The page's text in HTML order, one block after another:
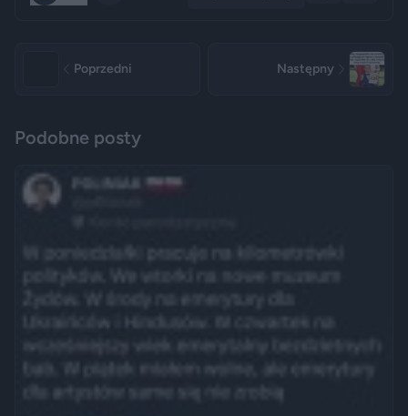
Poprzedni Następny
Podobne posty